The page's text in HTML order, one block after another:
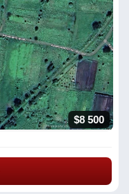
$8 500